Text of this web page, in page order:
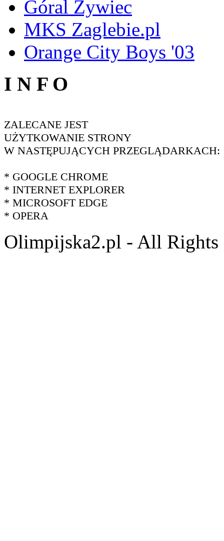
Góral Żywiec
MKS Zaglebie.pl
Orange City Boys '03
I N F O
ZALECANE JEST
UŻYTKOWANIE STRONY
W NASTĘPUJĄCYCH PRZEGLĄDARKACH:
* GOOGLE CHROME
* INTERNET EXPLORER
* MICROSOFT EDGE
* OPERA
Olimpijska2.pl - All Rights